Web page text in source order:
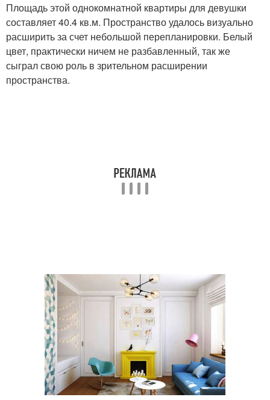
Площадь этой однокомнатной квартиры для девушки
составляет 40.4 кв.м. Пространство удалось визуально
расширить за счет небольшой перепланировки. Белый
цвет, практически ничем не разбавленный, так же
сыграл свою роль в зрительном расширении
пространства.